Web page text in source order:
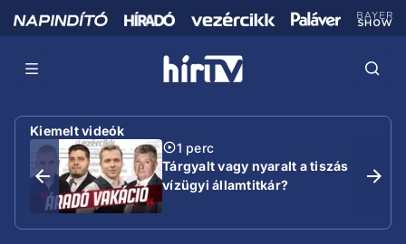
Kiemelt videók
1 perc
Tárgyalt vagy nyaralt a tiszás
vízügyi államtitkár?